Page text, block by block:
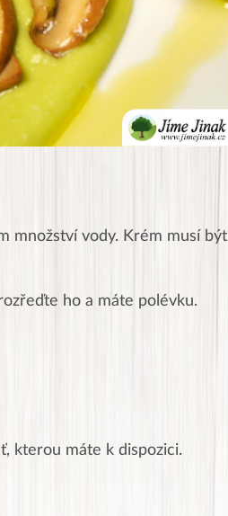
množství vody. Krém musí být
ho a máte polévku.
kterou máte k dispozici.